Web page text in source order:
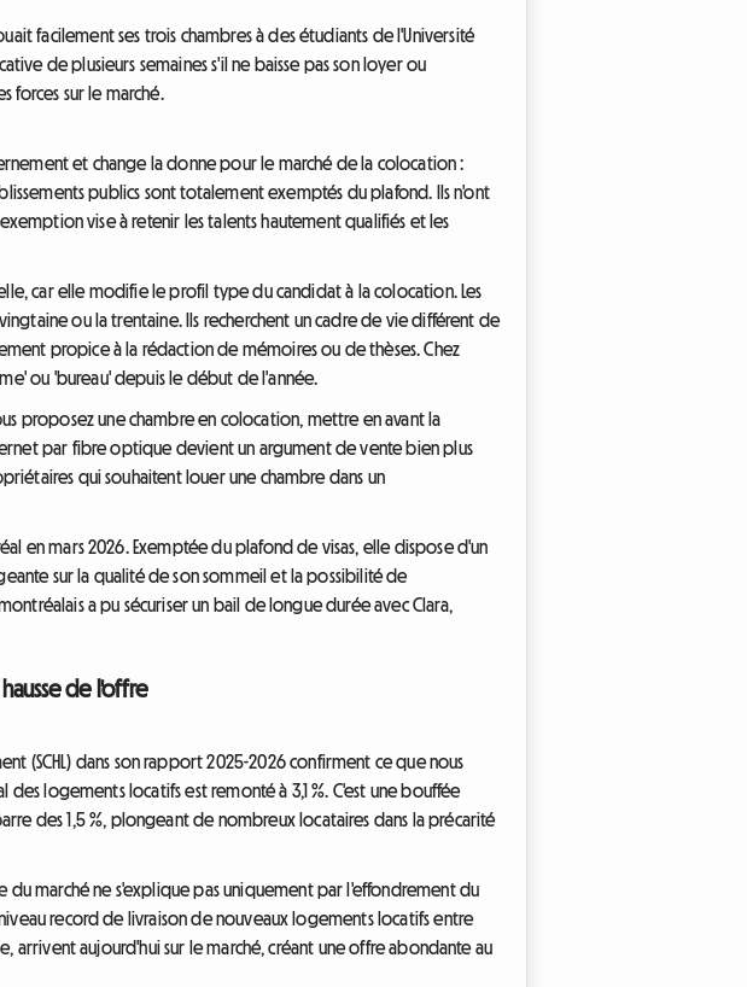
facilement ses trois chambres à des étudiants de l'Université
de plusieurs semaines s'il ne baisse pas son loyer ou
forces sur le marché.
et change la donne pour le marché de la colocation :
publics sont totalement exemptés du plafond. Ils n'ont
vise à retenir les talents hautement qualifiés et les
car elle modifie le profil type du candidat à la colocation. Les
ou la trentaine. Ils recherchent un cadre de vie différent de
propice à la rédaction de mémoires ou de thèses. Chez
ou 'bureau' depuis le début de l'année.
proposez une chambre en colocation, mettre en avant la
par fibre optique devient un argument de vente bien plus
qui souhaitent louer une chambre dans un
en mars 2026. Exemptée du plafond de visas, elle dispose d'un
sur la qualité de son sommeil et la possibilité de
a pu sécuriser un bail de longue durée avec Clara,
de l'offre
(SCHL) dans son rapport 2025-2026 confirment ce que nous
logements locatifs est remonté à 3,1 %. C'est une bouffée
des 1,5 %, plongeant de nombreux locataires dans la précarité
du marché ne s'explique pas uniquement par l'effondrement du
record de livraison de nouveaux logements locatifs entre
arrivent aujourd'hui sur le marché, créant une offre abondante au